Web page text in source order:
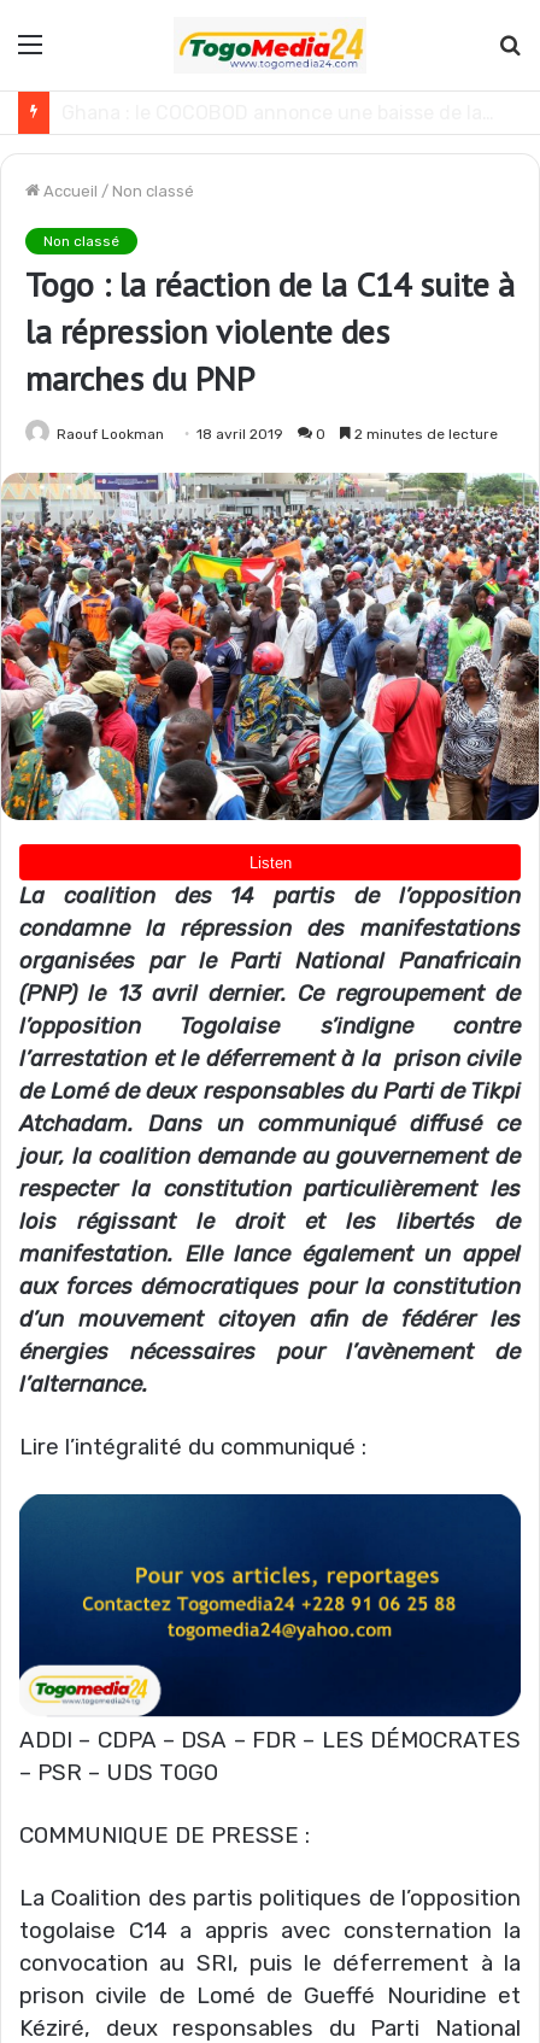
Menu
Accueil / Non classé
Non classé
Togo : la réaction de la C14 suite à
la répression violente des
marches du PNP
Raouf Lookman 18 avril 2019 0 2 minutes de lecture
La coalition des 14 partis de l’opposition
condamne la répression des manifestations
organisées par le Parti National Panafricain
(PNP) le 13 avril dernier. Ce regroupement de
l’opposition Togolaise s’indigne contre
l’arrestation et le déferrement à la prison civile
de Lomé de deux responsables du Parti de Tikpi
Atchadam. Dans un communiqué diffusé ce
jour, la coalition demande au gouvernement de
respecter la constitution particulièrement les
lois régissant le droit et les libertés de
manifestation. Elle lance également un appel
aux forces démocratiques pour la constitution
d’un mouvement citoyen afin de fédérer les
énergies nécessaires pour l’avènement de
l’alternance.
Lire l’intégralité du communiqué :
ADDI – CDPA – DSA – FDR – LES DÉMOCRATES
– PSR – UDS TOGO
COMMUNIQUE DE PRESSE :
La Coalition des partis politiques de l’opposition
togolaise C14 a appris avec consternation la
convocation au SRI, puis le déferrement à la
prison civile de Lomé de Gueffé Nouridine et
Kéziré, deux responsables du Parti National